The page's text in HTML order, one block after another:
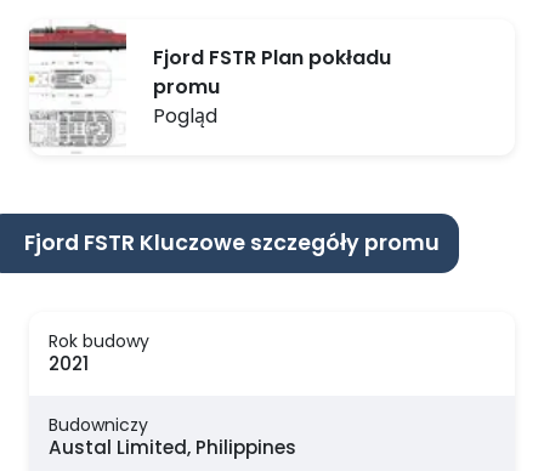
Fjord FSTR Plan pokładu
promu
Pogląd
Fjord FSTR Kluczowe szczegóły promu
Rok budowy
2021
Budowniczy
Austal Limited, Philippines